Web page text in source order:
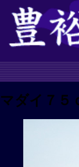
マダイ７５